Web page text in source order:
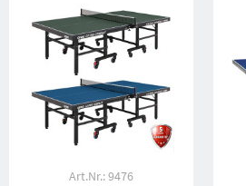
Art.Nr.: 9476